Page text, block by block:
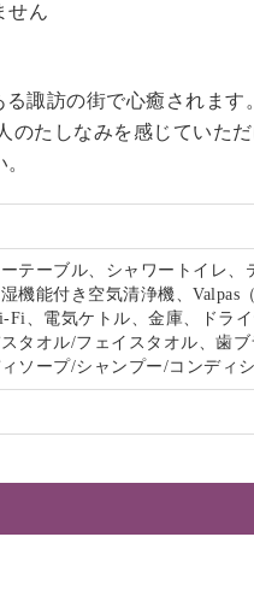
せん
る諏訪の街で心癒されま
のたしなみを感じていた
テーブル、シャワートイレ
機能付き空気清浄機、Valpas
Fi、電気ケトル、金庫、ドラ
タオル/フェイスタオル、歯
ソープ/シャンプー/コンディ